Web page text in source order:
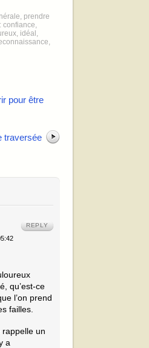
, prendre
confiance,
, idéal ,
,
pour être
traversée
qu’est-ce
l’on prend
failles.
rappelle un
a
REPLY